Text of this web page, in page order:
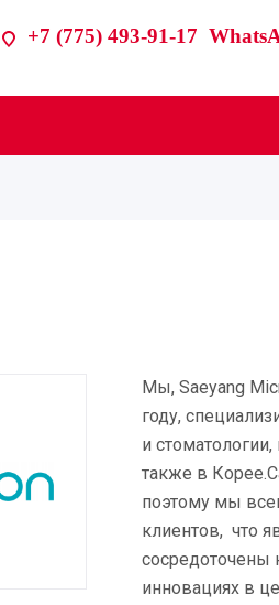
+7 (775) 493-91-17
Мы, Saeyang
году,
и
также в
поэтому мы
клиентов, что
сосредоточены
инновациях в